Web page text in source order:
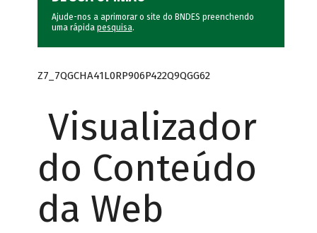
Ajude-nos a aprimorar o site do BNDES preenchendo
uma rápida pesquisa.
Z7_7QGCHA41L0RP906P422Q9QGG62
Visualizador
do Conteúdo
da Web